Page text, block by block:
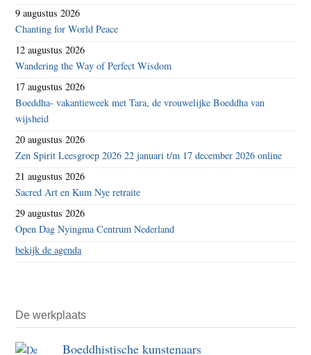
9 augustus 2026
Chanting for World Peace
12 augustus 2026
Wandering the Way of Perfect Wisdom
17 augustus 2026
Boeddha- vakantieweek met Tara, de vrouwelijke Boeddha van
wijsheid
20 augustus 2026
Zen Spirit Leesgroep 2026 22 januari t/m 17 december 2026 online
21 augustus 2026
Sacred Art en Kum Nye retraite
29 augustus 2026
Open Dag Nyingma Centrum Nederland
bekijk de agenda
De werkplaats
Boeddhistische kunstenaars